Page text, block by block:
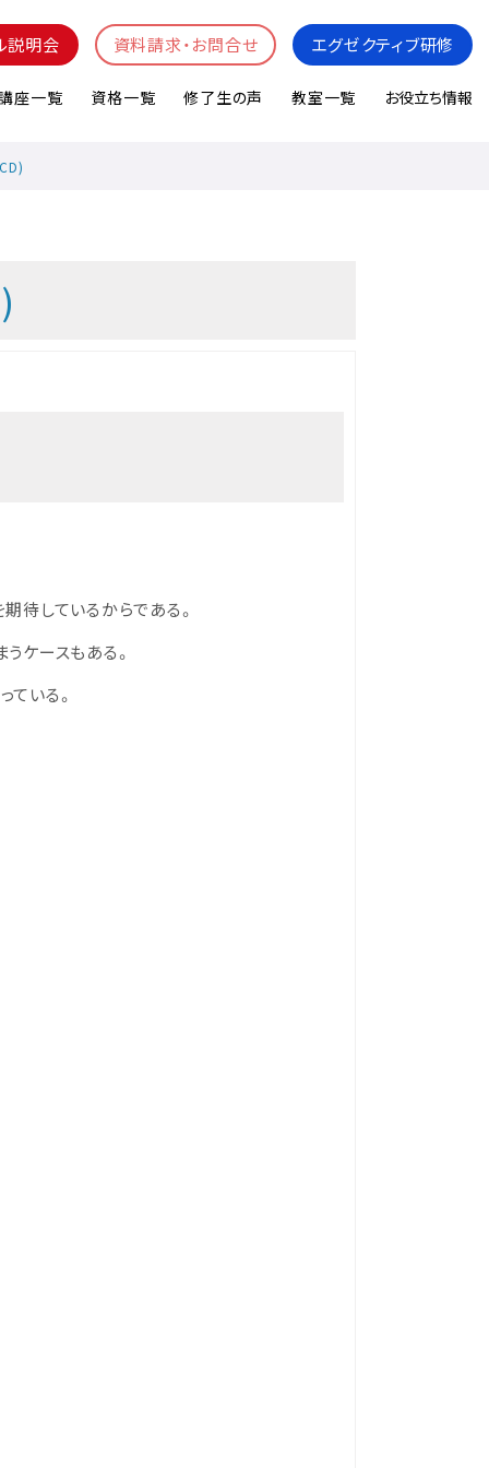
説明会 資料請求・お問合せ エグゼクティブ研修
座一覧 資格一覧 修了生の声 教室一覧 お役立ち情報
待しているからである。
ケースもある。
いる。